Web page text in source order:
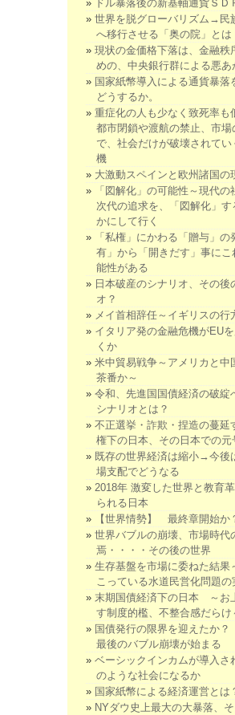
ドル暴落後の新基軸通貨ＳＤ
世界を脱グローバリズム→民
へ移行させる「奥の院」とは
現状の金価格下落は、金融秩
めの、中央銀行群による悪あ
国家紙幣導入による通貨暴落
どうするか。
重症化の人も少なく致死率も
都市閉鎖や渡航の禁止、市場
で、社会だけが破壊されてい
機
大激動スペインと欧州諸国の
「図解化」の可能性～現代の
次代の追求を、「図解化」す
かにして行く
「私権」にかわる「贈与」の
有」から「開きだす」事にこ
能性がある
日本破産のシナリオ、その後
オ？
メイ首相辞任～イギリスの行
イタリア発の金融危機がEU
くか
米中貿易戦争～アメリカと中
茶番か～
令和、先進国国債経済の破綻
シナリオとは？
不正選挙・詐欺・捏造の蔓延
権下の日本、その日本での元
既存の世界経済は縮小→今後
場支配でどうなる
2018年 激変した世界と教育
られる日本
【世界情勢】 最終章開始か
世界バブルの崩壊、市場時代
焉・・・・その後の世界
生存基盤を市場に委ねた結果
こっている水道民営化問題の
末期国債経済下の日本 ～お
す制度的檻、不整合感だらけ
国債発行の限界を迎えたか
最後のバブル崩壊が始まる
ベーシックインカムが導入さ
のような社会になるか
国家紙幣による経済運営とは
NYダウ史上最大の大暴落、